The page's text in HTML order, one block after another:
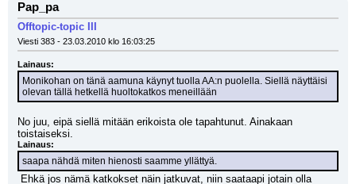
Pap_pa
Offtopic-topic III
Viesti 383 - 23.03.2010 klo 16:03:25
Lainaus:
Monikohan on tänä aamuna käynyt tuolla AA:n puolella. Siellä näyttäisi
olevan tällä hetkellä huoltokatkos meneillään
No juu, eipä siellä mitään erikoista ole tapahtunut. Ainakaan
toistaiseksi.
Lainaus:
saapa nähdä miten hienosti saamme yllättyä.